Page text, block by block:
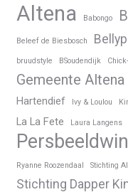
Altena Babongo
Beleef de Biesbosch
bruudstyle BSoudendijk
Gemeente Altena
Hartendief
Ivy & Loulou
La La Fete Laura Langens
Ryanne Roozendaal Stichting
Stichting Dapper